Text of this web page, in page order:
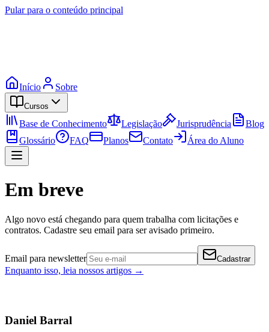
Pular para o conteúdo principal
Início Sobre
Cursos
Base de Conhecimento Legislação Jurisprudência
Blog
Glossário
FAQ Planos Contato Área do Aluno
Em breve
Algo novo está chegando para quem trabalha com licitações e
contratos. Cadastre seu email para ser avisado primeiro.
Email para newsletter Cadastrar
Enquanto isso, leia nossos artigos →
Daniel Barral